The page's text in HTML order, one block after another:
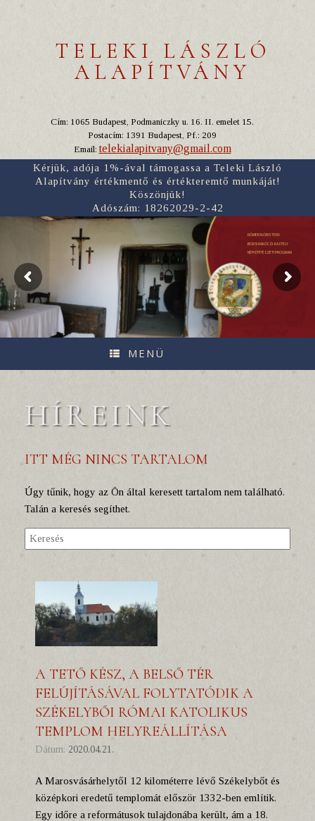
TELEKI LÁSZLÓ
ALAPÍTVÁNY
Cím: 1065 Budapest, Podmaniczky u. 16. II. emelet 15.
Postacím: 1391 Budapest, Pf.: 209
Email:telekialapitvany@gmail.com
Kérjük, adója 1%-ával támogassa a Teleki László
Alapítvány értékmentő és értékteremtő munkáját!
Köszönjük!
Adószám: 18262029-2-42
RÓMER FLÓRIS TERV
BORSI RÁKÓCZI-KASTÉLY
NÉPI ÉPÍTÉSZETI PROGRAM
MENÜ
HÍREINK
ITT MÉG NINCS TARTALOM
Úgy tűnik, hogy az Ön által keresett tartalom nem található.
Talán a keresés segíthet.
Search
for:
A TETŐ KÉSZ, A BELSŐ TÉR
FELÚJÍTÁSÁVAL FOLYTATÓDIK A
SZÉKELYBŐI RÓMAI KATOLIKUS
TEMPLOM HELYREÁLLÍTÁSA
Dátum: 2020.04.21.
A Marosvásárhelytől 12 kilométerre lévő Székelybőt és
középkori eredetű templomát először 1332-ben említik.
Egy időre a reformátusok tulajdonába került, ám a 18.